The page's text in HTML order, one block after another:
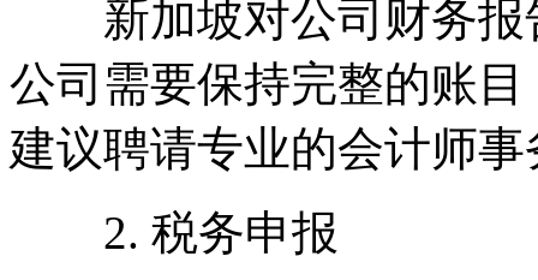
新加坡对公司财务报
公司需要保持完整的账
建议聘请专业的会计师
2. 税务申报